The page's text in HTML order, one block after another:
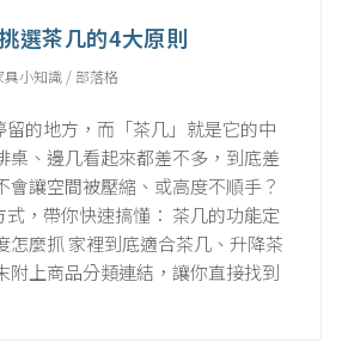
選茶几的4大原則
具小知識 / 部落格
的地方，而「茶几」就是它的中
桌、邊几看起來都差不多，到底差
會讓空間被壓縮、或高度不順手？
，帶你快速搞懂： 茶几的功能定
怎麼抓 家裡到底適合茶几、升降茶
附上商品分類連結，讓你直接找到